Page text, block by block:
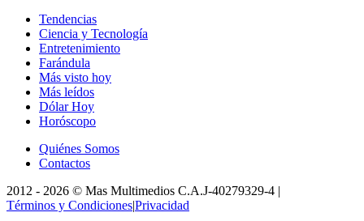
Tendencias
Ciencia y Tecnología
Entretenimiento
Farándula
Más visto hoy
Más leídos
Dólar Hoy
Horóscopo
Quiénes Somos
Contactos
2012 - 2026 © Mas Multimedios C.A.J-40279329-4 |
Términos y Condiciones|Privacidad